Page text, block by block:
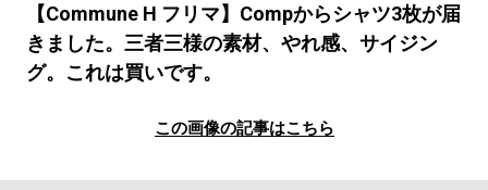
【Commune H フリマ】Compからシャツ3枚が届
きました。三者三様の素材、やれ感、サイジン
グ。これは買いです。
この画像の記事はこちら